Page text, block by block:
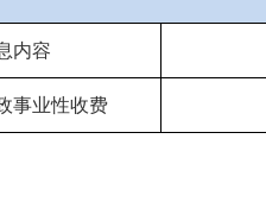
内容
事业性收费